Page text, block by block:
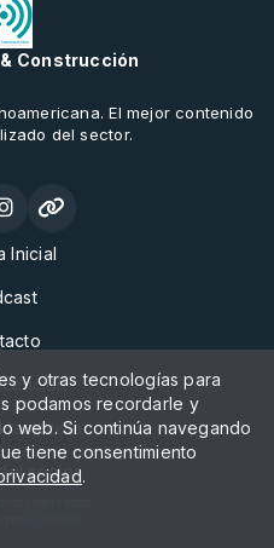
Construcción
El mejor contenido
del sector.
Inicial
la revista
sector
y otras tecnologías para
podamos recordarle y
web. Si continúa navegando
tiene consentimiento
.